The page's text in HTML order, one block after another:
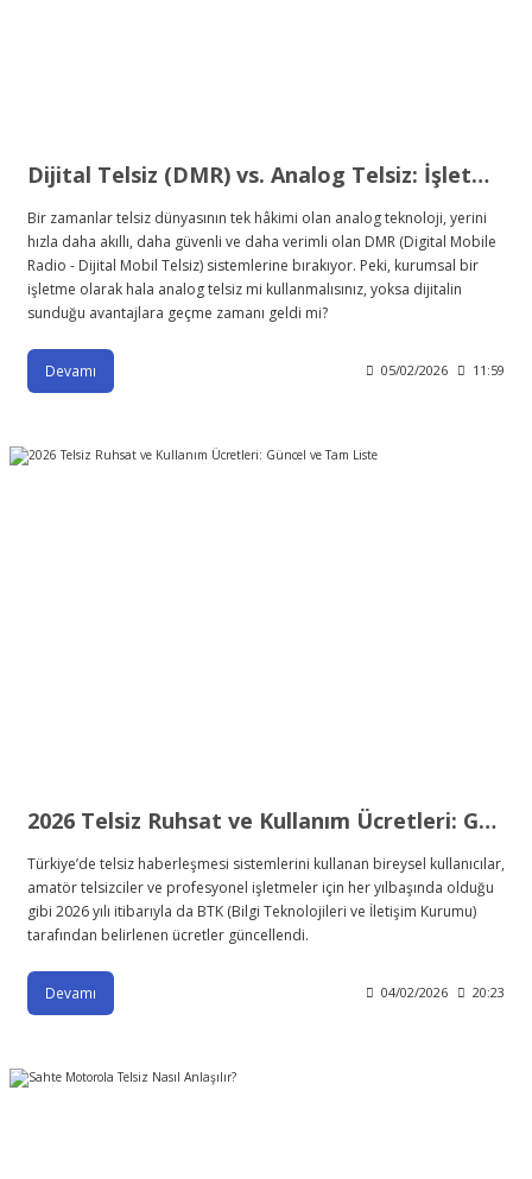
Dijital Telsiz (DMR) vs. Analog Telsiz: İşletmeniz İçin Hangisi Doğru?
Bir zamanlar telsiz dünyasının tek hâkimi olan analog teknoloji, yerini
hızla daha akıllı, daha güvenli ve daha verimli olan DMR (Digital Mobile
Radio - Dijital Mobil Telsiz) sistemlerine bırakıyor. Peki, kurumsal bir
işletme olarak hala analog telsiz mi kullanmalısınız, yoksa dijitalin
sunduğu avantajlara geçme zamanı geldi mi?
Devamı 05/02/2026 11:59
2026 Telsiz Ruhsat ve Kullanım Ücretleri: Güncel ve Tam Liste
Türkiye’de telsiz haberleşmesi sistemlerini kullanan bireysel kullanıcılar,
amatör telsizciler ve profesyonel işletmeler için her yılbaşında olduğu
gibi 2026 yılı itibarıyla da BTK (Bilgi Teknolojileri ve İletişim Kurumu)
tarafından belirlenen ücretler güncellendi.
Devamı 04/02/2026 20:23